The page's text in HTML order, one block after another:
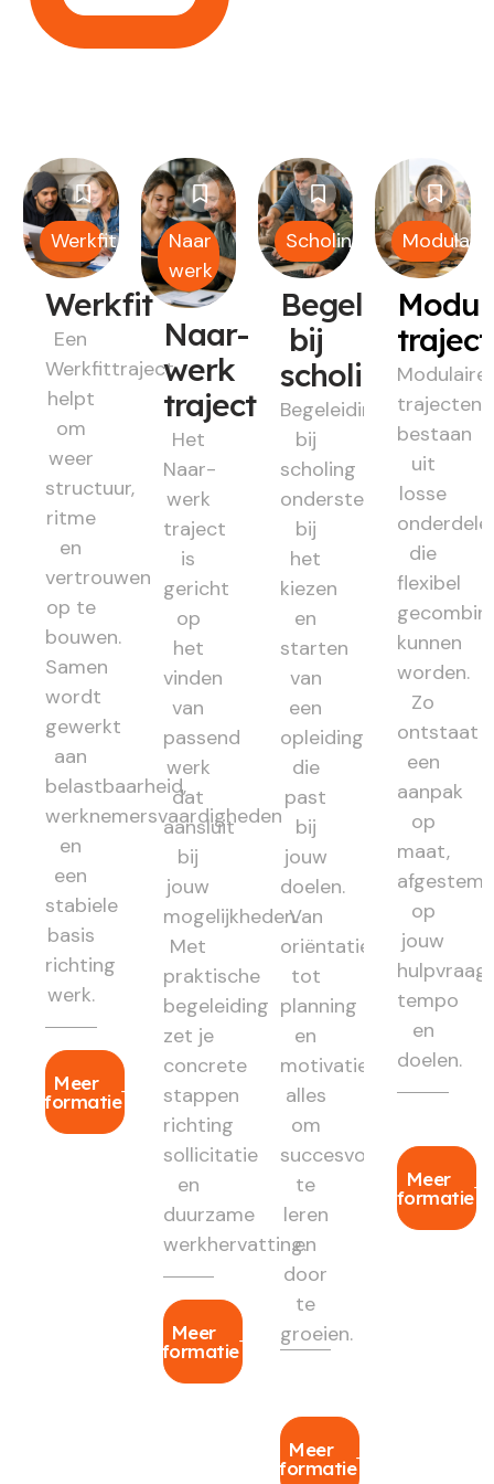
Werkfit
Werkfit
Een
Werkfittraject
helpt
om
weer
structuur,
ritme
en
vertrouwen
op te
bouwen.
Samen
wordt
gewerkt
aan
belastbaarheid,
werknemersvaardigheden
en
een
stabiele
basis
richting
werk.
Meer
informatie
Naar
werk
Naar-
werk
traject
Het
Naar-
werk
traject
is
gericht
op
het
vinden
van
passend
werk
dat
aansluit
bij
jouw
mogelijkheden.
Met
praktische
begeleiding
zet je
concrete
stappen
richting
sollicitatie
en
duurzame
werkhervatting.
Meer
informatie
Scholing
Begeleiding
bij
scholing
Begeleiding
bij
scholing
ondersteunt
bij
het
kiezen
en
starten
van
een
opleiding
die
past
bij
jouw
doelen.
Van
oriëntatie
tot
planning
en
motivatie:
alles
om
succesvol
te
leren
en
door
te
groeien.
Meer
informatie
Modulair
Modulaire
trajecten
bestaan
uit
losse
die
flexibel
kunnen
worden.
Zo
ontstaat
een
aanpak
op
maat,
op
jouw
hulpvraag,
tempo
en
doelen.
Meer
informatie